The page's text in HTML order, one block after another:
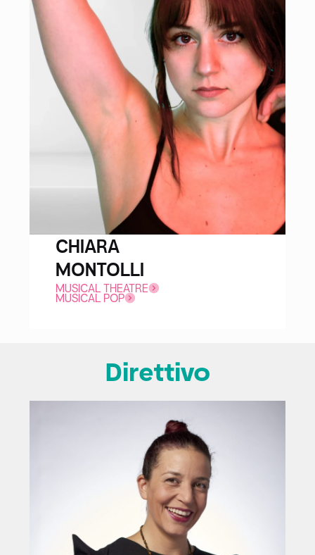
CHIARA
MONTOLLI
MUSICAL THEATRE
MUSICAL POP
Direttivo